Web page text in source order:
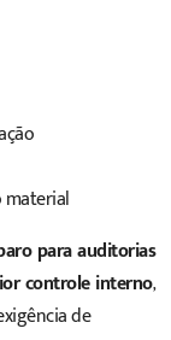
para auditorias
controle interno,
de